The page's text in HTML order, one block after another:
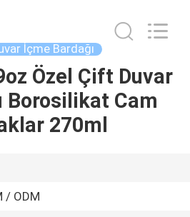
İçme Bardağı
Özel Çift Duvar
Borosilikat Cam
270ml
/ ODM